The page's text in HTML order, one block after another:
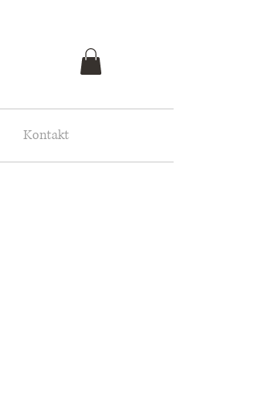
Kontakt